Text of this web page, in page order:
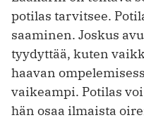
potilas tarvitsee.
saaminen. Joskus
tyydyttää, kuten
haavan
vaikeampi. Potilas
hän osaa ilmaista